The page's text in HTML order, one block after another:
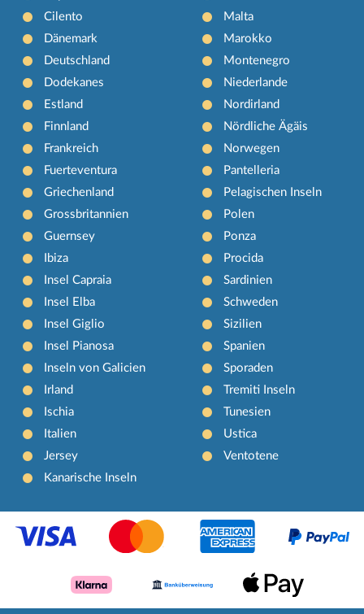
Cilento
Dänemark
Deutschland
Dodekanes
Estland
Finnland
Frankreich
Fuerteventura
Griechenland
Grossbritannien
Guernsey
Ibiza
Insel Capraia
Insel Elba
Insel Giglio
Insel Pianosa
Inseln von Galicien
Irland
Ischia
Italien
Jersey
Kanarische Inseln
Malta
Marokko
Montenegro
Niederlande
Nordirland
Nördliche Ägäis
Norwegen
Pantelleria
Pelagischen Inseln
Polen
Ponza
Procida
Sardinien
Schweden
Sizilien
Spanien
Sporaden
Tremiti Inseln
Tunesien
Ustica
Ventotene